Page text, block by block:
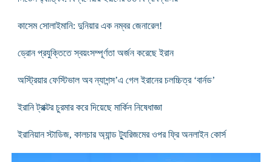
কাসেম সোলাইমানি: দুনিয়ার এক নম্বর জেনারেল!
ড্রোন প্রযুক্তিতে স্বয়ংসম্পূর্ণতা অর্জন করেছে ইরান
অস্ট্রিয়ার ফেস্টিভাল অব ন্যাশন্স’এ গেল ইরানের চলচ্চিত্র ‘বার্নড’
ইরানি ট্রাক্টর চুরমার করে দিয়েছে মার্কিন নিষেধাজ্ঞা
ইরানিয়ান স্টাডিজ, কালচার অ্যান্ড ট্যুরিজমের ওপর ফ্রি অনলাইন কোর্স